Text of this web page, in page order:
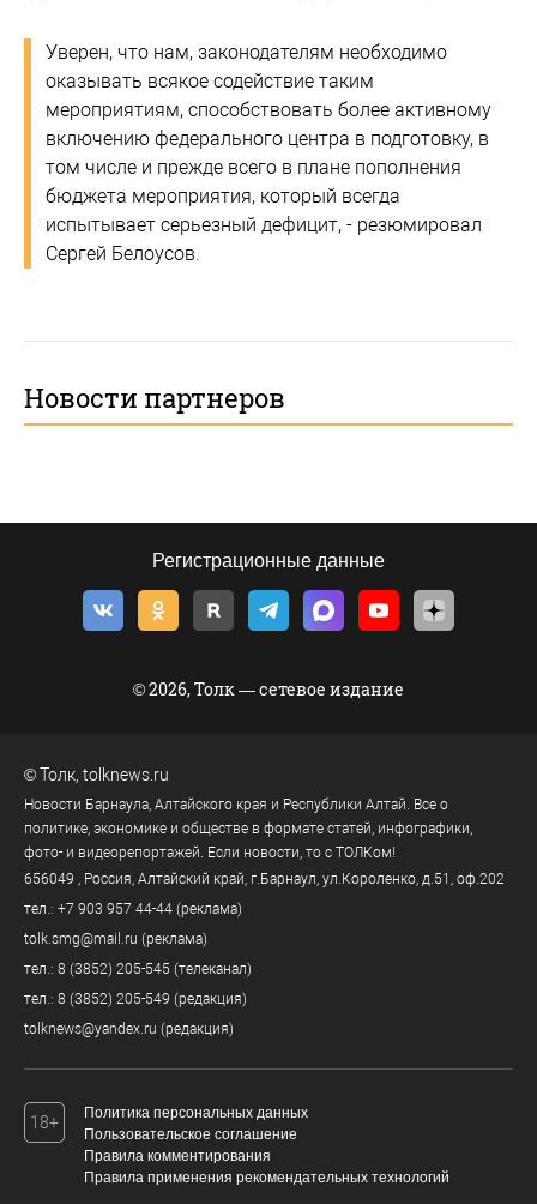
Уверен, что нам, законодателям необходимо
оказывать всякое содействие таким
мероприятиям, способствовать более активному
включению федерального центра в подготовку, в
том числе и прежде всего в плане пополнения
бюджета мероприятия, который всегда
испытывает серьезный дефицит, - резюмировал
Сергей Белоусов.
Новости партнеров
Регистрационные данные
© 2026, Толк — сетевое издание
©Толк tolknews.ru
Новости Барнаула, Алтайского края и Республики Алтай. Все о
политике, экономике и обществе в формате статей, инфографики,
фото- и видеорепортажей. Если новости, то с ТОЛКом!
656049 , Россия, Алтайский край, г.Барнаул, ул.Короленко, д.51, оф.202
тел.: +7 903 957 44-44 (реклама)
tolk.smg@mail.ru (реклама)
тел.: 8 (3852) 205-545 (телеканал)
тел.: 8 (3852) 205-549 (редакция)
tolknews@yandex.ru (редакция)
18+
Политика персональных данных
Пользовательское соглашение
Правила комментирования
Правила применения рекомендательных технологий